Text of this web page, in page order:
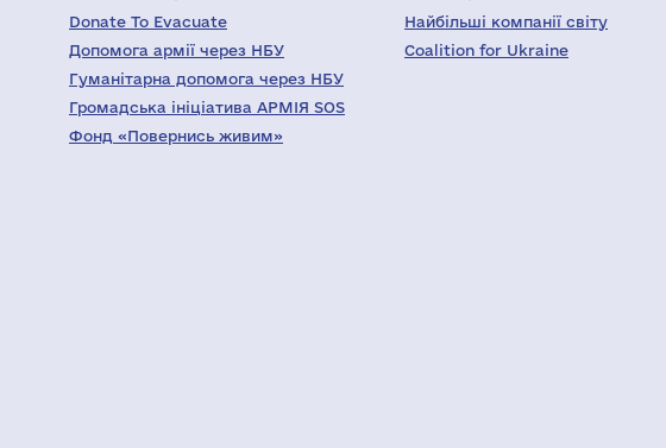
Donate To Evacuate
Допомога армії через НБУ
Гуманітарна допомога через НБУ
Громадська ініціатива АРМІЯ SOS
Фонд «Повернись живим»
Найбільші компанії світу
Coalition for Ukraine